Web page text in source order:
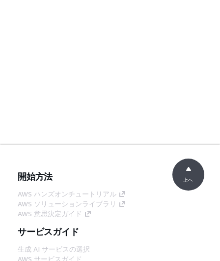
開始方法
AWS ハンズオンチュートリアル
AWS ソリューションライブラリ
AWS 意思決定ガイド
サービスガイド
生成 AI サービスの選択
AWS サービスガイド
上へ